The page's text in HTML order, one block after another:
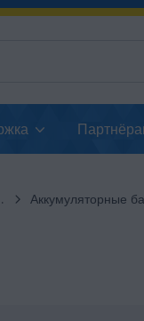
Аккумуляторные